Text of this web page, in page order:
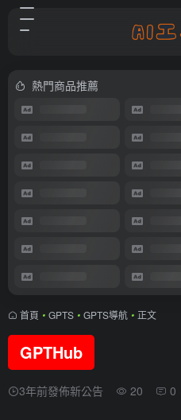
熱門商品推薦
首頁 • GPTS • GPTS導航 • 正文
GPTHub
3年前發佈新公告 20 0